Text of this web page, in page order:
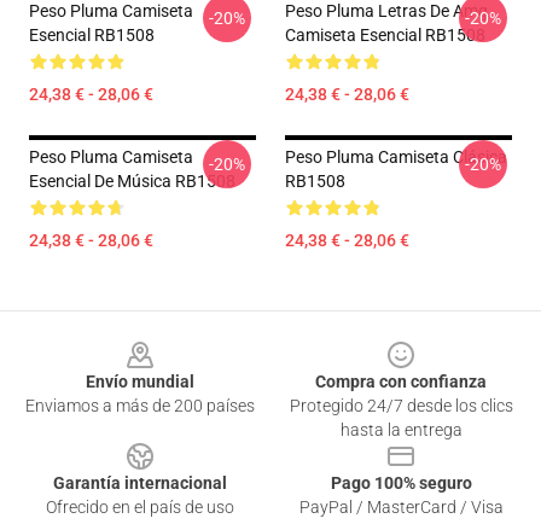
Peso Pluma Camiseta
Esencial RB1508
24,38 € - 28,06 €
-20%
Peso Pluma Letras De Amg
Camiseta Esencial RB1508
24,38 € - 28,06 €
-20%
Peso Pluma Camiseta
Esencial De Música RB1508
24,38 € - 28,06 €
-20%
Peso Pluma Camiseta Clásica
RB1508
24,38 € - 28,06 €
-20%
Envío mundial
Enviamos a más de 200 países
Compra con confianza
Protegido 24/7 desde los clics
hasta la entrega
Garantía internacional
Ofrecido en el país de uso
Pago 100% seguro
PayPal / MasterCard / Visa